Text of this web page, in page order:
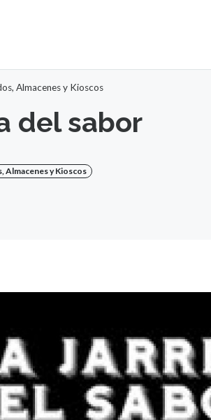
Almacenes y Kioscos
del sabor
Almacenes y Kioscos